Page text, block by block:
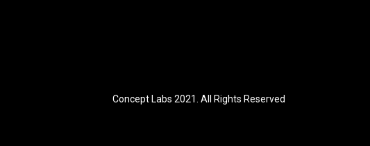
Concept Labs 2021. All Rights Reserved